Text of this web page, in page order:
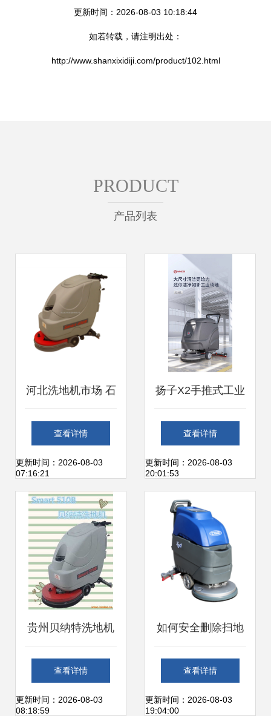
更新时间：2026-08-03 10:18:44
如若转载，请注明出处：
http://www.shanxixidiji.com/product/102.html
PRODUCT
产品列表
河北洗地机市场 石
家庄与秦皇岛的清
洁革命
查看详情
更新时间：2026-08-03
07:16:21
扬子X2手推式工业
洗地机 商用工厂车
间的全能洗扫一体
解决方案
查看详情
更新时间：2026-08-03
20:01:53
贵州贝纳特洗地机
Smart 510B 高效
清洁的理想选择
查看详情
更新时间：2026-08-03
08:18:59
如何安全删除扫地
机产品页 操作指南
与注意事项
查看详情
更新时间：2026-08-03
19:04:00